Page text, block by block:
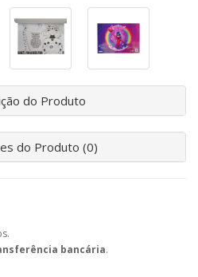
do Produto
do Produto (0)
bancária.